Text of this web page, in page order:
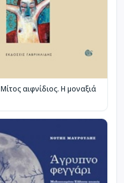
Μίτος αιφνίδιος. Η μοναξιά